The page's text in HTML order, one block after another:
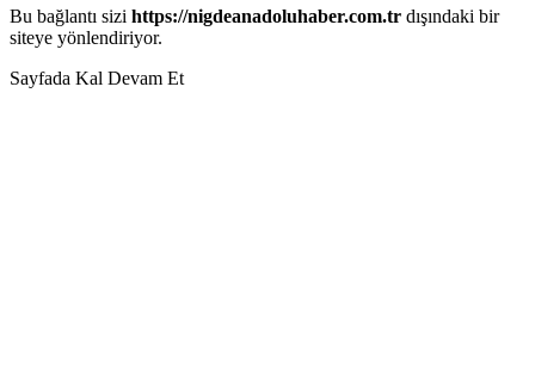
Bu bağlantı sizi https://nigdeanadoluhaber.com.tr dışındaki bir
siteye yönlendiriyor.
Sayfada Kal Devam Et